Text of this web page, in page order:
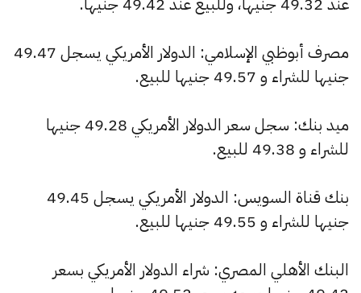
مصرف أبوظبي الإسلامي: الدولار الأمريكي يسجل 49.47
جنيها للشراء و 49.57 جنيها للبيع.
ميد بنك: سجل سعر الدولار الأمريكي 49.28 جنيها
للشراء و 49.38 للبيع.
بنك قناة السويس: الدولار الأمريكي يسجل 49.45
جنيها للشراء و 49.55 جنيها للبيع.
البنك الأهلي المصري: شراء الدولار الأمريكي بسعر